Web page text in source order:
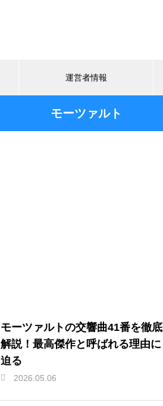
運営者情報
モーツァルト
モーツァルトの交響曲41番を徹底
解説！最高傑作と呼ばれる理由に
迫る
2026.05.06